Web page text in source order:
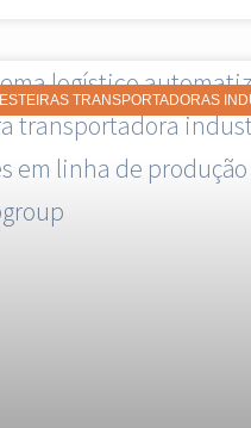
ESTEIRAS TRANSPORTADORAS